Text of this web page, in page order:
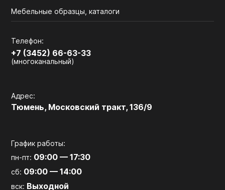
Мебельные образцы, каталоги
Телефон:
+7 (3452) 66-63-33
(многоканальный)
Адрес:
Тюмень, Московский тракт, 136/9
График работы:
пн-пт: 09:00 — 17:30
сб: 09:00 — 14:00
вск: Выходной